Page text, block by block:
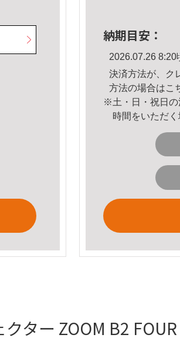
納期目安：
2026.07.26 8:20
決済方法が、ク
方法の場合はこ
※土・日・祝日の
時間をいただく
クター ZOOM B2